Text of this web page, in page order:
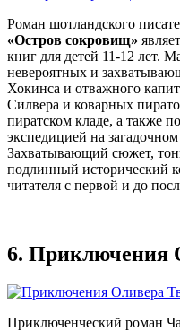
Роман шотландского
«Остров сокровищ»
книг для детей 11-12 лет.
невероятных и
Хокинса и отважного
Силвера и коварных
пиратском кладе, а также
экспедицией на
Захватывающий сюжет,
подлинный исторический
читателя с первой и до
6. Приключения
Приключенческий роман